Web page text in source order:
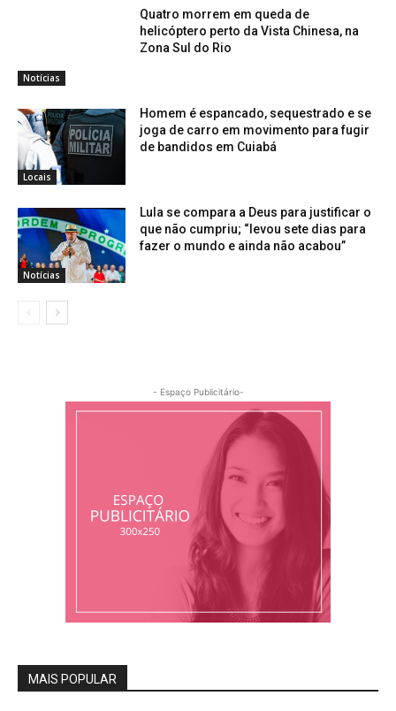
Notícias
Quatro morrem em queda de
helicóptero perto da Vista Chinesa, na
Zona Sul do Rio
Locais
Homem é espancado, sequestrado e se
joga de carro em movimento para fugir
de bandidos em Cuiabá
Notícias
Lula se compara a Deus para justificar o
que não cumpriu; “levou sete dias para
fazer o mundo e ainda não acabou”
- Espaço Publicitário-
MAIS POPULAR